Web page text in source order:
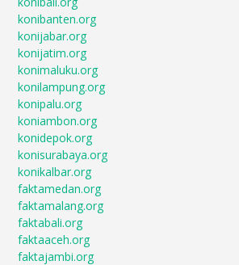
konibanten.org
konijabar.org
konijatim.org
konimaluku.org
konilampung.org
konipalu.org
koniambon.org
konidepok.org
konisurabaya.org
konikalbar.org
faktamedan.org
faktamalang.org
faktabali.org
faktaaceh.org
faktajambi.org